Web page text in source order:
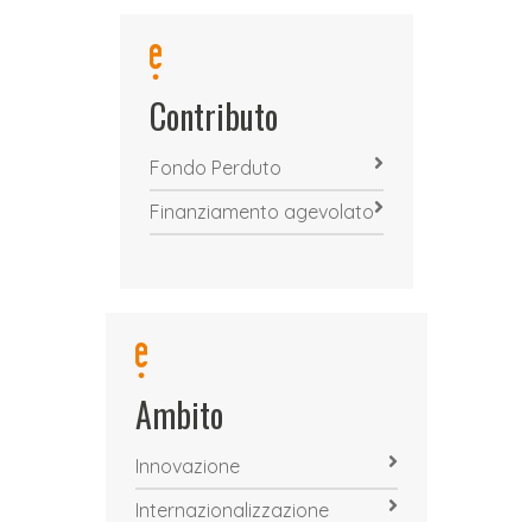
Contributo
Fondo Perduto
Finanziamento agevolato
Ambito
Innovazione
Internazionalizzazione